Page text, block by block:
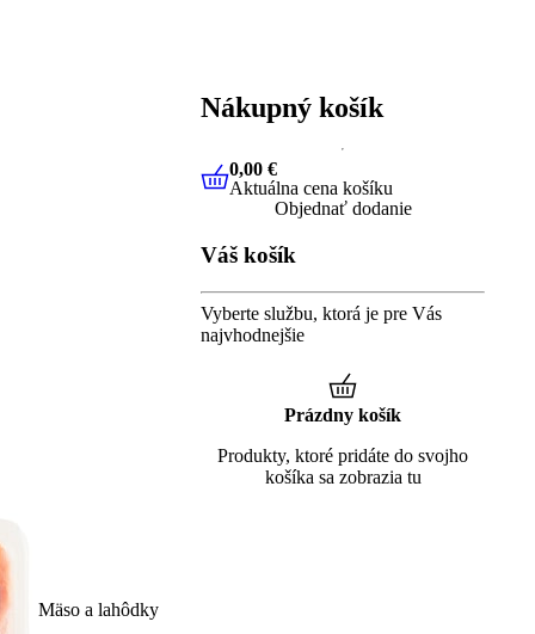
Mäso a lahôdky
Nákupný košík
0,00 €Aktuálna cena košíku
0,00 €
Aktuálna cena košíku
Objednať dodanie
Váš košík
Vyberte službu, ktorá je pre Vás
najvhodnejšie
Prázdny košík
Produkty, ktoré pridáte do svojho
košíka sa zobrazia tu